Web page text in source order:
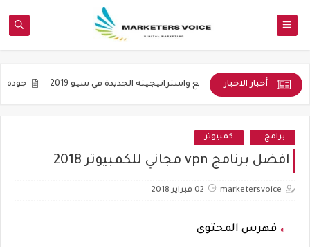
أخبار الاخبار
التنويع واستراتيجيته الجديدة في سيو 2019 جوده المواضيع
برامج . كمبيوتر
افضل برنامج vpn مجاني للكمبيوتر 2018
marketersvoice 02 فبراير 2018
فهرس المحتوى